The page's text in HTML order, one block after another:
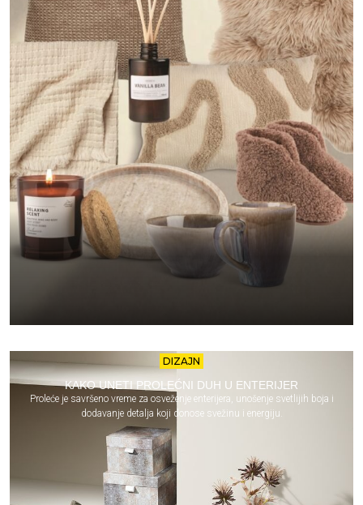
DIZAJN
KAKO UNETI PROLEĆNI DUH U ENTERIJER
Proleće je savršeno vreme za osveženje enterijera, unošenje svetlijih boja i
dodavanje detalja koji donose svežinu i energiju.